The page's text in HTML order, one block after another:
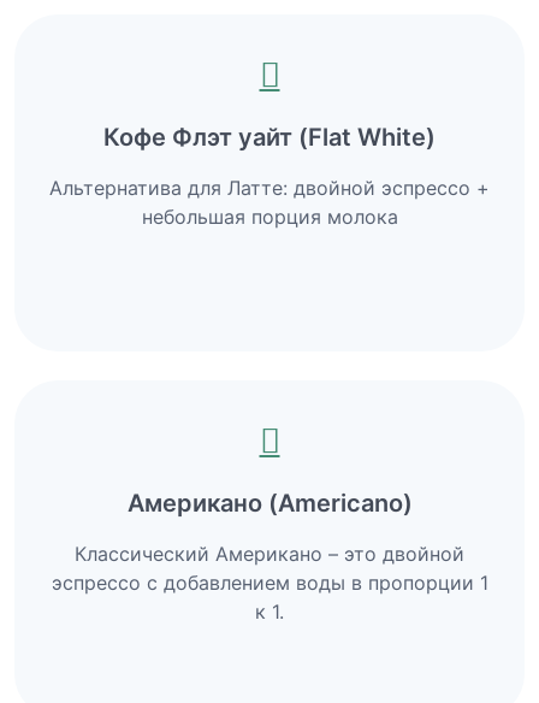
Кофе Флэт уайт (Flat White)
Альтернатива для Латте: двойной эспрессо +
небольшая порция молока
Американо (Americano)
Классический Американо – это двойной
эспрессо с добавлением воды в пропорции 1
к 1.